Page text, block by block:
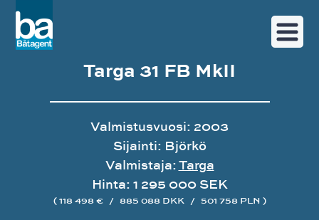
Targa 31 FB MkII
Valmistusvuosi: 2003
Sijainti: Björkö
Valmistaja:Targa
Hinta: 1 295 000 SEK
( 118 498 € / 885 088 DKK / 501 758 PLN )